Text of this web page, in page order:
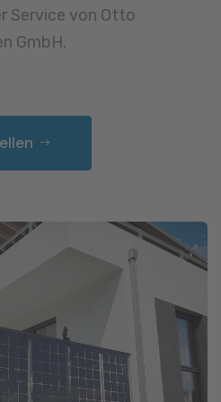
Service von Otto
GmbH.